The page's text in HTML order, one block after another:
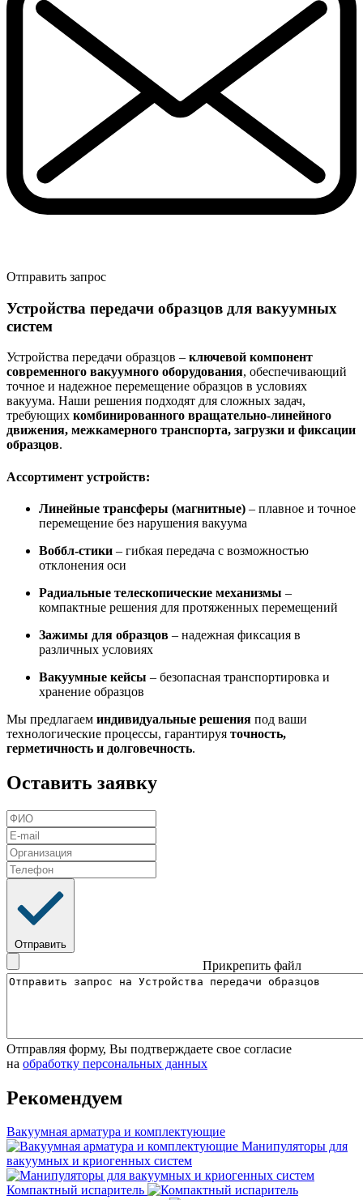
Отправить запрос
Устройства передачи образцов для вакуумных
систем
Устройства передачи образцов – ключевой компонент
современного вакуумного оборудования, обеспечивающий
точное и надежное перемещение образцов в условиях
вакуума. Наши решения подходят для сложных задач,
требующих комбинированного вращательно-линейного
движения, межкамерного транспорта, загрузки и фиксации
образцов.
Ассортимент устройств:
Линейные трансферы (магнитные) – плавное и точное
перемещение без нарушения вакуума
Воббл-стики – гибкая передача с возможностью
отклонения оси
Радиальные телескопические механизмы –
компактные решения для протяженных перемещений
Зажимы для образцов – надежная фиксация в
различных условиях
Вакуумные кейсы – безопасная транспортировка и
хранение образцов
Мы предлагаем индивидуальные решения под ваши
технологические процессы, гарантируя точность,
герметичность и долговечность.
Оставить заявку
Отправить
Прикрепить файл
Отправляя форму, Вы подтверждаете свое согласие
на обработку персональных данных
Рекомендуем
Вакуумная арматура и комплектующие
Манипуляторы для
вакуумных и криогенных систем
Компактный испаритель